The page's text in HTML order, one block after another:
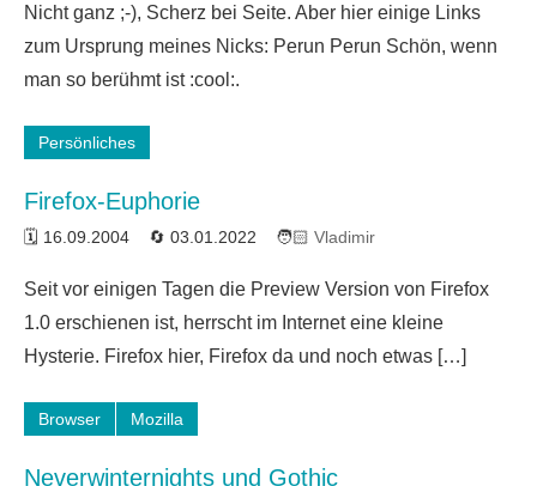
Nicht ganz ;-), Scherz bei Seite. Aber hier einige Links
zum Ursprung meines Nicks: Perun Perun Schön, wenn
man so berühmt ist :cool:.
Persönliches
Firefox-Euphorie
16.09.2004 03.01.2022 Vladimir
17
Seit vor einigen Tagen die Preview Version von Firefox
1.0 erschienen ist, herrscht im Internet eine kleine
Hysterie. Firefox hier, Firefox da und noch etwas […]
Browser Mozilla
Neverwinternights und Gothic